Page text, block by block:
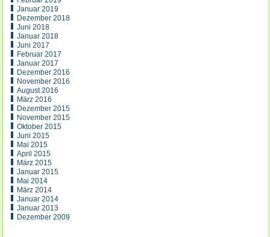
Januar 2019
Dezember 2018
Juni 2018
Januar 2018
Juni 2017
Februar 2017
Januar 2017
Dezember 2016
November 2016
August 2016
März 2016
Dezember 2015
November 2015
Oktober 2015
Juni 2015
Mai 2015
April 2015
März 2015
Januar 2015
Mai 2014
März 2014
Januar 2014
Januar 2013
Dezember 2009